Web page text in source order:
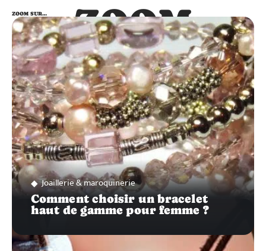
ZOOM
SUR…
ZOOM SUR…
Joaillerie & maroquinerie
Comment choisir un bracelet
haut de gamme pour femme ?